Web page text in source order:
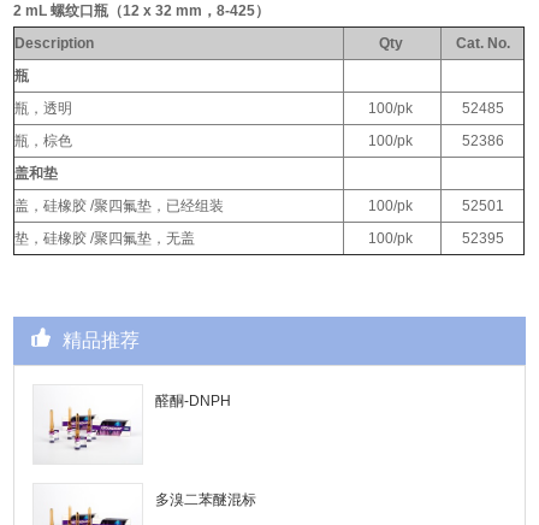
2 mL 螺纹口瓶（12 x 32 mm，8-425）
Description
Qty
Cat. No.
瓶
瓶，透明
100/pk
52485
瓶，棕色
100/pk
52386
盖和垫
盖，硅橡胶 /聚四氟垫，已经组装
100/pk
52501
垫，硅橡胶 /聚四氟垫，无盖
100/pk 52395
精品推荐
醛酮-DNPH
多溴二苯醚混标